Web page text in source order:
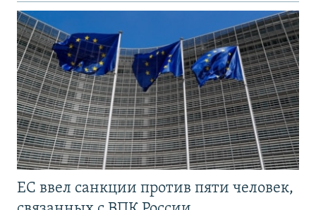
ЕС ввел санкции против пяти человек,